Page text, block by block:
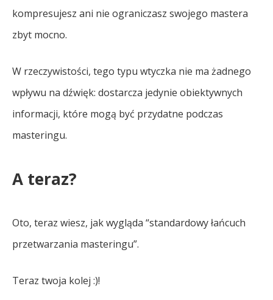
kompresujesz ani nie ograniczasz swojego mastera
zbyt mocno.
W rzeczywistości, tego typu wtyczka nie ma żadnego
wpływu na dźwięk: dostarcza jedynie obiektywnych
informacji, które mogą być przydatne podczas
masteringu.
A teraz?
Oto, teraz wiesz, jak wygląda “standardowy łańcuch
przetwarzania masteringu”.
Teraz twoja kolej :)!